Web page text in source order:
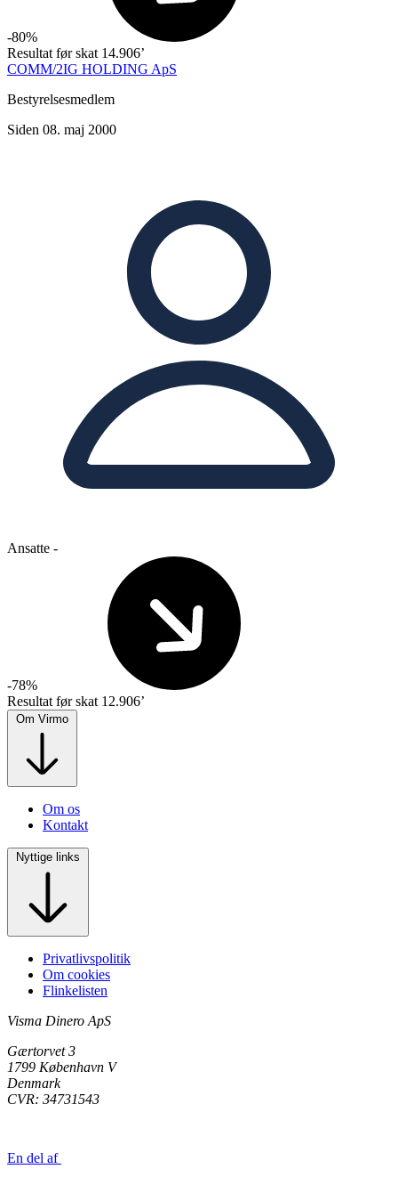
-80%
Resultat før skat 14.906’
COMM/2IG HOLDING ApS
Bestyrelsesmedlem
Siden 08. maj 2000
Ansatte -
-78%
Resultat før skat 12.906’
Om Virmo
Om os
Kontakt
Nyttige links
Privatlivspolitik
Om cookies
Flinkelisten
Visma Dinero ApS
Gærtorvet 3
1799 København V
Denmark
CVR: 34731543
En del af